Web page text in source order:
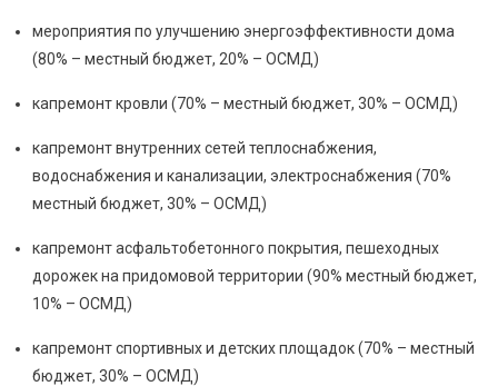
мероприятия по улучшению энергоэффективности дома
(80% – местный бюджет, 20% – ОСМД)
капремонт кровли (70% – местный бюджет, 30% – ОСМД)
капремонт внутренних сетей теплоснабжения,
водоснабжения и канализации, электроснабжения (70%
местный бюджет, 30% – ОСМД)
капремонт асфальтобетонного покрытия, пешеходных
дорожек на придомовой территории (90% местный бюджет,
10% – ОСМД)
капремонт спортивных и детских площадок (70% – местный
бюджет, 30% – ОСМД)